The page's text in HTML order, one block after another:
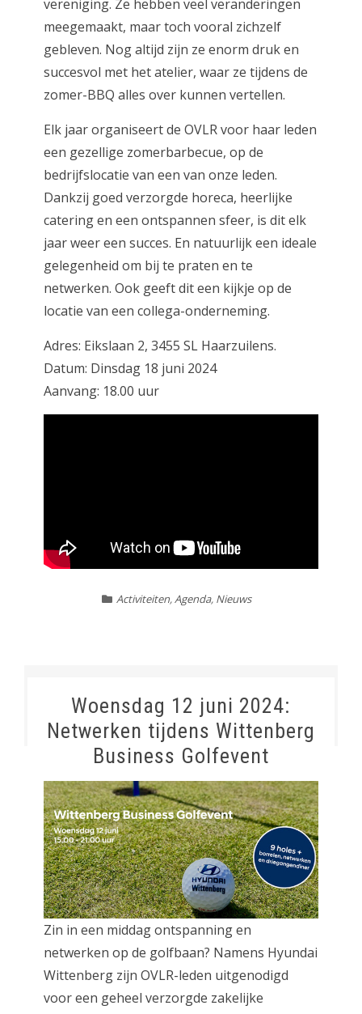
vereniging. Ze hebben veel veranderingen
meegemaakt, maar toch vooral zichzelf
gebleven. Nog altijd zijn ze enorm druk en
succesvol met het atelier, waar ze tijdens de
zomer-BBQ alles over kunnen vertellen.
Elk jaar organiseert de OVLR voor haar leden
een gezellige zomerbarbecue, op de
bedrijfslocatie van een van onze leden.
Dankzij goed verzorgde horeca, heerlijke
catering en een ontspannen sfeer, is dit elk
jaar weer een succes. En natuurlijk een ideale
gelegenheid om bij te praten en te
netwerken. Ook geeft dit een kijkje op de
locatie van een collega-onderneming.
Adres: Eikslaan 2, 3455 SL Haarzuilens.
Datum: Dinsdag 18 juni 2024
Aanvang: 18.00 uur
Activiteiten,Agenda, Nieuws
Woensdag 12 juni 2024:
Netwerken tijdens Wittenberg
Business Golfevent
Zin in een middag ontspanning en
netwerken op de golfbaan? Namens Hyundai
Wittenberg zijn OVLR-leden uitgenodigd
voor een geheel verzorgde zakelijke